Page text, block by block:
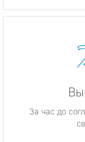
За час до